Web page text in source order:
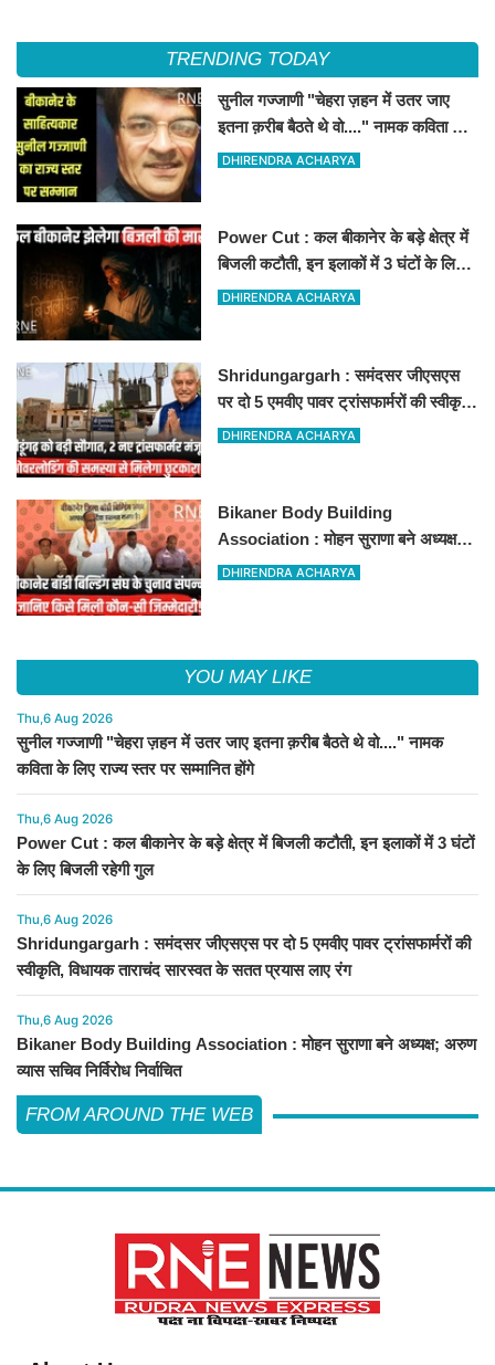
TRENDING TODAY
सुनील गज्जाणी "चेहरा ज़हन में उतर जाए
इतना क़रीब बैठते थे वो...." नामक कविता के
लिए राज्य स्तर पर सम्मानित होंगे
DHIRENDRA ACHARYA
Power Cut : कल बीकानेर के बड़े क्षेत्र में
बिजली कटौती, इन इलाकों में 3 घंटों के लिए
बिजली रहेगी गुल
DHIRENDRA ACHARYA
Shridungargarh : समंदसर जीएसएस
पर दो 5 एमवीए पावर ट्रांसफार्मरों की स्वीकृति,
विधायक ताराचंद सारस्वत के सतत प्रयास
DHIRENDRA ACHARYA
Bikaner Body Building
Association : मोहन सुराणा बने अध्यक्ष;
अरुण व्यास सचिव निर्विरोध निर्वाचित
DHIRENDRA ACHARYA
YOU MAY LIKE
Thu,6 Aug 2026
सुनील गज्जाणी "चेहरा ज़हन में उतर जाए इतना क़रीब बैठते थे वो...." नामक
कविता के लिए राज्य स्तर पर सम्मानित होंगे
Thu,6 Aug 2026
Power Cut : कल बीकानेर के बड़े क्षेत्र में बिजली कटौती, इन इलाकों में 3 घंटों
के लिए बिजली रहेगी गुल
Thu,6 Aug 2026
Shridungargarh : समंदसर जीएसएस पर दो 5 एमवीए पावर ट्रांसफार्मरों की
स्वीकृति, विधायक ताराचंद सारस्वत के सतत प्रयास लाए रंग
Thu,6 Aug 2026
Bikaner Body Building Association : मोहन सुराणा बने अध्यक्ष; अरुण
व्यास सचिव निर्विरोध निर्वाचित
FROM AROUND THE WEB